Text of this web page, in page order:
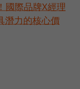
國際品牌X經理
潛力的核心價